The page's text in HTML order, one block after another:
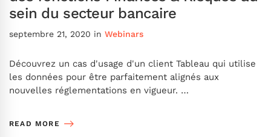
sein du secteur bancaire
septembre 21, 2020 in Webinars
Découvrez un cas d'usage d'un client Tableau qui utilise
les données pour être parfaitement alignés aux
nouvelles réglementations en vigueur. …
READ MORE